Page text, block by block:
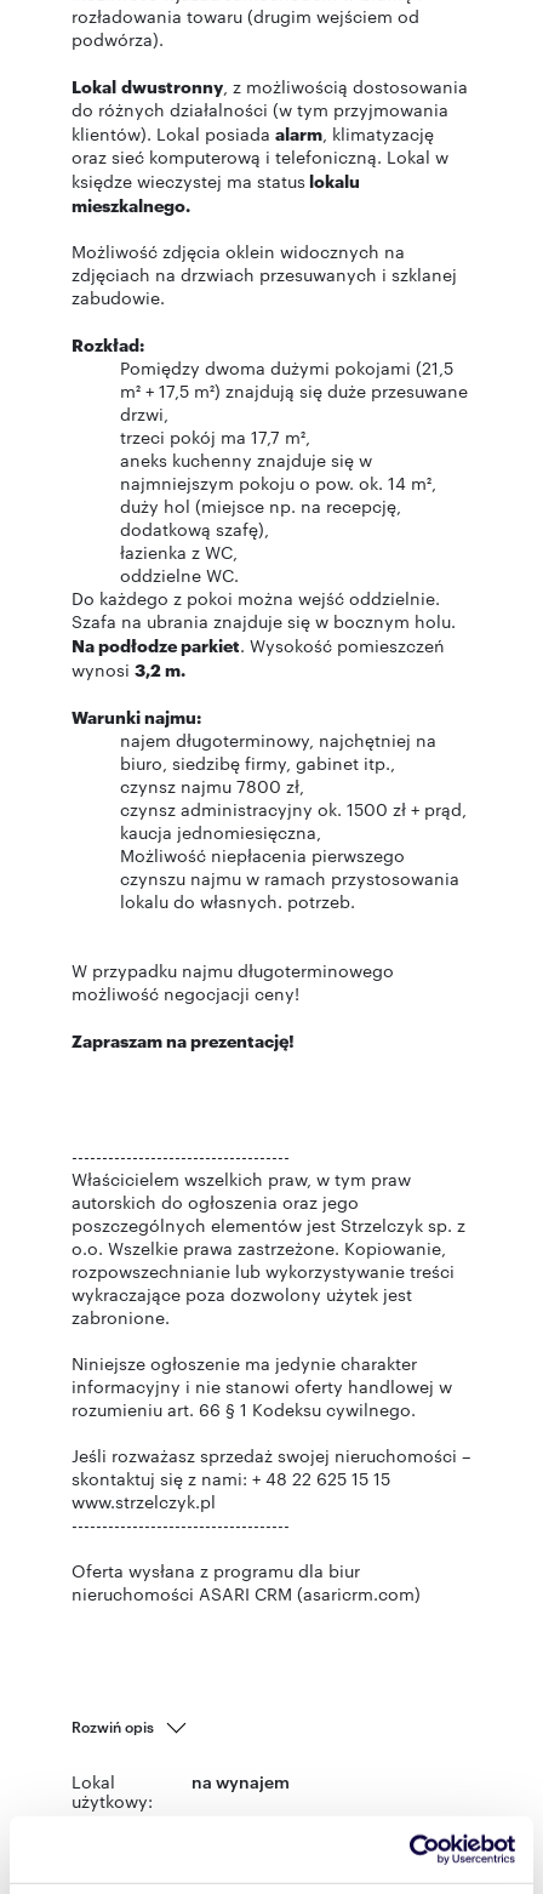
rozładowania towaru (drugim wejściem od
podwórza).
Lokal dwustronny, z możliwością dostosowania
do różnych działalności (w tym przyjmowania
klientów). Lokal posiada alarm, klimatyzację
oraz sieć komputerową i telefoniczną. Lokal w
księdze wieczystej ma statuslokalu
mieszkalnego.
Możliwość zdjęcia oklein widocznych na
zdjęciach na drzwiach przesuwanych i szklanej
zabudowie.
Rozkład:
Pomiędzy dwoma dużymi pokojami (21,5
m² + 17,5 m²) znajdują się duże przesuwane
drzwi,
trzeci pokój ma 17,7 m²,
aneks kuchenny znajduje się w
najmniejszym pokoju o pow. ok. 14 m²,
duży hol (miejsce np. na recepcję,
dodatkową szafę),
łazienka z WC,
oddzielne WC.
Do każdego z pokoi można wejść oddzielnie.
Szafa na ubrania znajduje się w bocznym holu.
Na podłodze parkiet. Wysokość pomieszczeń
wynosi 3,2 m.
Warunki najmu:
najem długoterminowy, najchętniej na
biuro, siedzibę firmy, gabinet itp.,
czynsz najmu 7800 zł,
czynsz administracyjny ok. 1500 zł + prąd,
kaucja jednomiesięczna,
Możliwość niepłacenia pierwszego
czynszu najmu w ramach przystosowania
lokalu do własnych. potrzeb.
W przypadku najmu długoterminowego
możliwość negocjacji ceny!
Zapraszam na prezentację!
------------------------------------
Właścicielem wszelkich praw, w tym praw
autorskich do ogłoszenia oraz jego
poszczególnych elementów jest Strzelczyk sp. z
o.o. Wszelkie prawa zastrzeżone. Kopiowanie,
rozpowszechnianie lub wykorzystywanie treści
wykraczające poza dozwolony użytek jest
zabronione.
Niniejsze ogłoszenie ma jedynie charakter
informacyjny i nie stanowi oferty handlowej w
rozumieniu art. 66 § 1 Kodeksu cywilnego.
Jeśli rozważasz sprzedaż swojej nieruchomości –
skontaktuj się z nami: + 48 22 625 15 15
www.strzelczyk.pl
------------------------------------
Oferta wysłana z programu dla biur
nieruchomości ASARI CRM (asaricrm.com)
Rozwiń opis
Lokal
użytkowy:
na wynajem